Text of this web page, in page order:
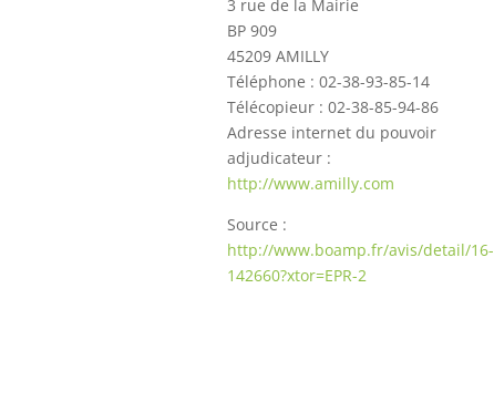
3 rue de la Mairie
BP 909
45209 AMILLY
Téléphone : 02-38-93-85-14
Télécopieur : 02-38-85-94-86
Adresse internet du pouvoir
adjudicateur :
http://www.amilly.com
Source :
http://www.boamp.fr/avis/detail/16-
142660?xtor=EPR-2